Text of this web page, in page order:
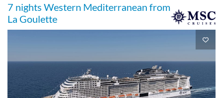
7 nights Western Mediterranean from
La Goulette